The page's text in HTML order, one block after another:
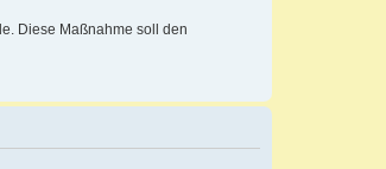
Diese Maßnahme soll den